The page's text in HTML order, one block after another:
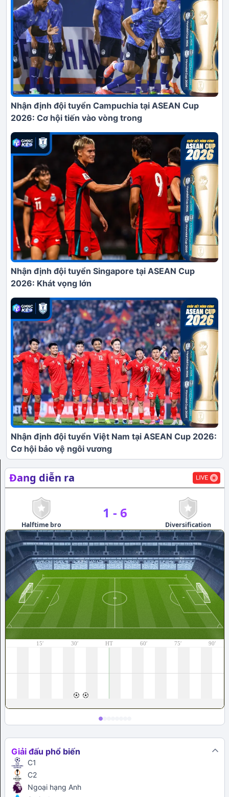
Nhận định đội tuyển Campuchia tại ASEAN Cup
2026: Cơ hội tiến vào vòng trong
Nhận định đội tuyển Singapore tại ASEAN Cup
2026: Khát vọng lớn
Nhận định đội tuyển Việt Nam tại ASEAN Cup 2026:
Cơ hội bảo vệ ngôi vương
Đang diễn ra
Halftime bro
1 - 6
Diversification
Giải đấu phổ biến
C1
C2
Ngoại hạng Anh